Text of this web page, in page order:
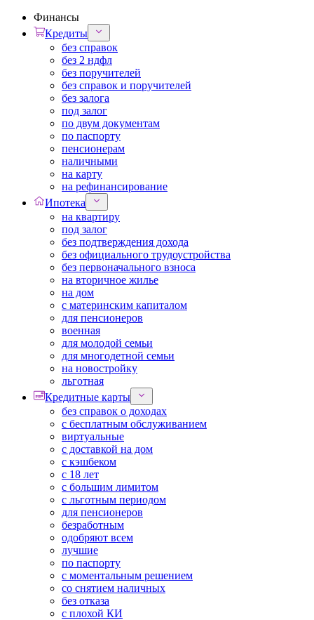
Финансы
Кредиты
без справок
без 2 ндфл
без поручителей
без справок и поручителей
без залога
под залог
по двум документам
по паспорту
пенсионерам
наличными
на карту
на рефинансирование
Ипотека
на квартиру
под залог
без подтверждения дохода
без официального трудоустройства
без первоначального взноса
на вторичное жилье
на дом
с материнским капиталом
для пенсионеров
военная
для молодой семьи
для многодетной семьи
на новостройку
льготная
Кредитные карты
без справок о доходах
с бесплатным обслуживанием
виртуальные
с доставкой на дом
с кэшбеком
с 18 лет
с большим лимитом
с льготным периодом
для пенсионеров
безработным
одобряют всем
лучшие
по паспорту
с моментальным решением
со снятием наличных
без отказа
с плохой КИ